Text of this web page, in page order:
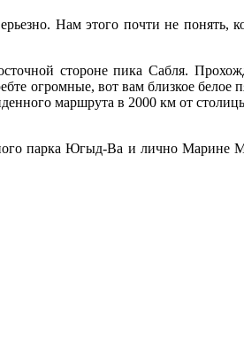
Нам этого почти не
стороне пика Сабля.
огромные, вот вам близкое белое
маршрута в 2000 км от
парка Югыд-Ва и лично